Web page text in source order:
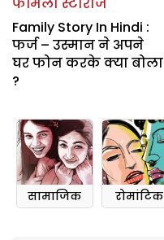
Family Story In Hindi :
फर्ज – उस्मान ने अपने
घर फोन करके क्या बोला
?
सामाजिक रोमांटिक